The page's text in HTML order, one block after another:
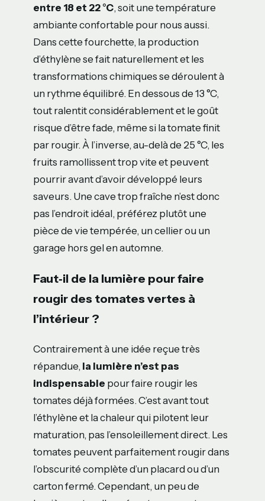
entre 18 et 22 °C, soit une température
ambiante confortable pour nous aussi.
Dans cette fourchette, la production
d’éthylène se fait naturellement et les
transformations chimiques se déroulent à
un rythme équilibré. En dessous de 13 °C,
tout ralentit considérablement et le goût
risque d’être fade, même si la tomate finit
par rougir. À l’inverse, au-delà de 25 °C, les
fruits ramollissent trop vite et peuvent
pourrir avant d’avoir développé leurs
saveurs. Une cave trop fraîche n’est donc
pas l’endroit idéal, préférez plutôt une
pièce de vie tempérée, un cellier ou un
garage hors gel en automne.
Faut‑il de la lumière pour faire
rougir des tomates vertes à
l’intérieur ?
Contrairement à une idée reçue très
répandue, la lumière n’est pas
indispensable pour faire rougir les
tomates déjà formées. C’est avant tout
l’éthylène et la chaleur qui pilotent leur
maturation, pas l’ensoleillement direct. Les
tomates peuvent parfaitement rougir dans
l’obscurité complète d’un placard ou d’un
carton fermé. Cependant, un peu de